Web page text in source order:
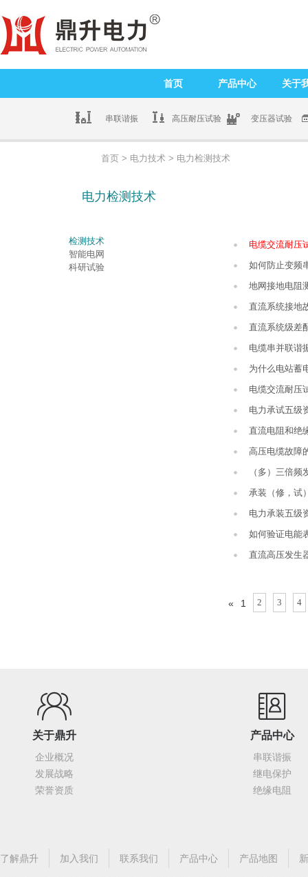
首页 产品中心 关于
串联谐振 高压耐压试验 变压器试验
首页 > 电力技术 > 电力检测技术
电力检测技术
检测技术
智能电网
科研试验
电缆交流耐压
如何防止变频
地网接地电阻
直流系统接地
直流系统级差
电缆串并联谐
为什么电站蓄
电缆交流耐压
电力承试五级
直流电阻和绝
高压电缆故障
（多）三倍
承装（修，试
电力承装五级
如何验证电能
直流高压发生
« 1 2 3 4
关于鼎升
企业概况
发展战略
荣誉资质
产品中心
串联谐振
继电保护
绝缘电阻
了解鼎升 加入我们 联系我们 产品中心 产品地图